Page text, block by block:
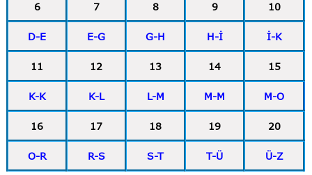
6 7 8 9 10
D-E E-G G-H H-İ İ-K
11 12 13 14 15
K-K K-L L-M M-M M-O
16 17 18 19 20
O-R R-S S-T T-Ü Ü-Z